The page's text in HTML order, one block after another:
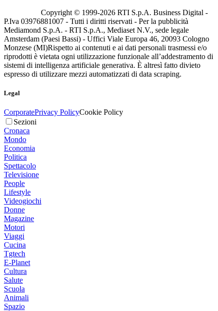
Copyright © 1999-2026 RTI S.p.A. Business Digital -
P.Iva 03976881007 - Tutti i diritti riservati - Per la pubblicità
Mediamond S.p.A. - RTI S.p.A., Mediaset N.V., sede legale
Amsterdam (Paesi Bassi) - Uffici Viale Europa 46, 20093 Cologno
Monzese (MI)Rispetto ai contenuti e ai dati personali trasmessi e/o
riprodotti è vietata ogni utilizzazione funzionale all’addestramento di
sistemi di intelligenza artificiale generativa. È altresì fatto divieto
espresso di utilizzare mezzi automatizzati di data scraping.
Legal
CorporatePrivacy PolicyCookie Policy
Sezioni
Cronaca
Mondo
Economia
Politica
Spettacolo
Televisione
People
Lifestyle
Videogiochi
Donne
Magazine
Motori
Viaggi
Cucina
Tgtech
E-Planet
Cultura
Salute
Scuola
Animali
Spazio